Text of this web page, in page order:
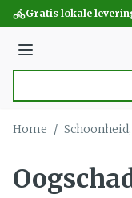
Ga naar de inhoud
Gratis lokale
Menu
Home /